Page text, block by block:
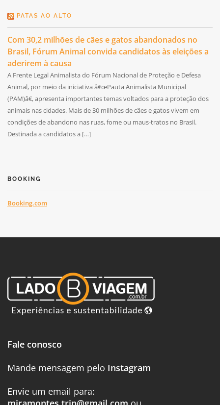
PATAS AO ALTO
Com 30,2 milhões de cães e gatos abandonados no
Brasil, Fórum Animal convida candidatos às eleições a
aderirem à causa
A Frente Legal Animalista do Fórum Nacional de Proteção e Defesa
Animal, por meio da iniciativa â€œPauta Animalista Municipal
(PAM)â€, apresenta importantes temas voltados para a proteção dos
animais nas cidades. Mais de 30 milhões de cães e gatos vivem em
condições de abandono nas ruas, fome ou maus-tratos no Brasil.
Destinada a candidatos a […]
BOOKING
Booking.com
Fale conosco
Mande mensagem pelo Instagram
Envie um email para: